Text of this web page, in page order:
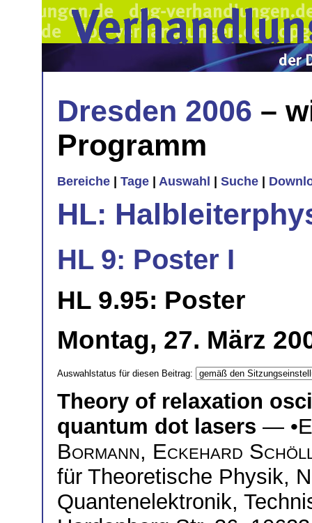
Dresden 2006 –
Programm
Bereiche Tage Auswahl Suche
HL:
HL 9: Poster I
HL 9.95: Poster
Montag, 27. März
Auswahlstatus für diesen Beitrag:
Theory of relaxation
quantum dot lasers — •
Bormann, Eckehard
für Theoretische Physik,
Quantenelektronik,